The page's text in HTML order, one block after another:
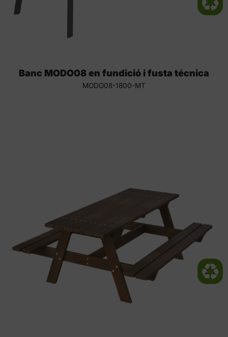
Banc MODO08 en fundició i fusta técnica
MODO08-1800-MT